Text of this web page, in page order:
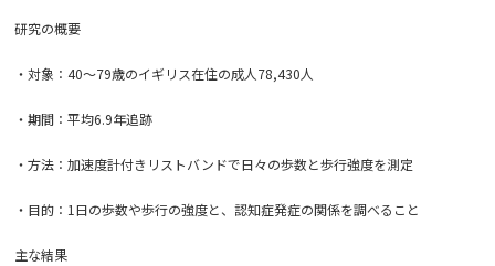
研究の概要
・対象：40～79歳のイギリス在住の成人78,430人
・期間：平均6.9年追跡
・方法：加速度計付きリストバンドで日々の歩数と歩行強度を測定
・目的：1日の歩数や歩行の強度と、認知症発症の関係を調べること
主な結果